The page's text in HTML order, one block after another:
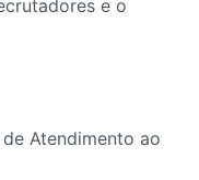
e o
Atendimento ao